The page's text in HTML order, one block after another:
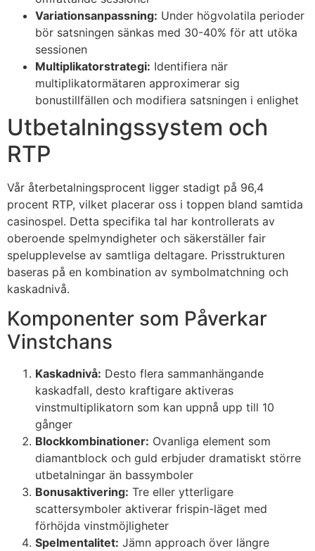
Variationsanpassning: Under högvolatila perioder
bör satsningen sänkas med 30-40% för att utöka
sessionen
Multiplikatorstrategi: Identifiera när
multiplikatormätaren approximerar sig
bonustillfällen och modifiera satsningen i enlighet
Utbetalningssystem och
RTP
Vår återbetalningsprocent ligger stadigt på 96,4
procent RTP, vilket placerar oss i toppen bland samtida
casinospel. Detta specifika tal har kontrollerats av
oberoende spelmyndigheter och säkerställer fair
spelupplevelse av samtliga deltagare. Prisstrukturen
baseras på en kombination av symbolmatchning och
kaskadnivå.
Komponenter som Påverkar
Vinstchans
Kaskadnivå: Desto flera sammanhängande
kaskadfall, desto kraftigare aktiveras
vinstmultiplikatorn som kan uppnå upp till 10
gånger
Blockkombinationer: Ovanliga element som
diamantblock och guld erbjuder dramatiskt större
utbetalningar än bassymboler
Bonusaktivering: Tre eller ytterligare
scattersymboler aktiverar frispin-läget med
förhöjda vinstmöjligheter
Spelmentalitet: Jämn approach över längre